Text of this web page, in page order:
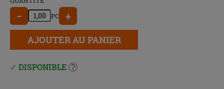
− PC +
AJOUTER AU PANIER
DISPONIBLE